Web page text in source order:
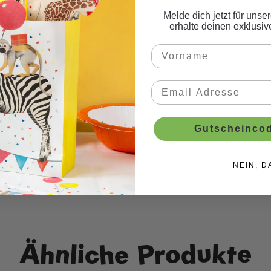
passt zu jedem Anlass! Weitere Artikel in hellgrün
Ähnliche Produkte
Melde dich jetzt für
erhalte deinen
NEIN,